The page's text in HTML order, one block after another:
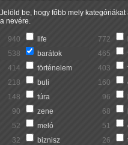
Jelöld be, hogy főbb mely
a nevére.
940 life 772
538
barátok 465
414
történelem 403
218
buli 160
148
túra 96
90
zene 68
52
meló 51
32
biznisz 26